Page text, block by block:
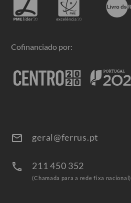
Cofinanciado por:
email geral@ferrus.pt
call 211 450 352
(Chamada para a rede fixa nacional)